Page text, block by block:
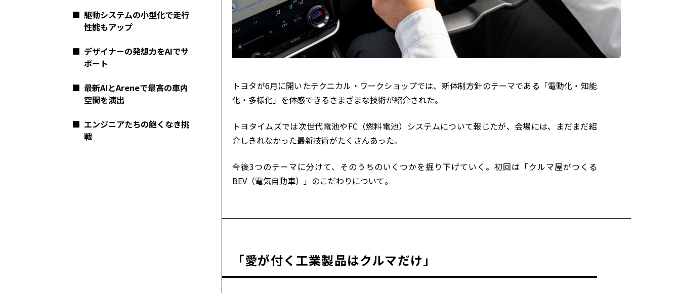
■ 駆動システムの小型化で走行
性能もアップ
■ デザイナーの発想力をAIでサ
ポート
■ 最新AIとAreneで最高の車内
空間を演出
■ エンジニアたちの飽くなき挑
戦
トヨタが6月に開いたテクニカル・ワークショップでは、新体制方針のテーマである「電動化・知能
化・多様化」を体感できるさまざまな技術が紹介された。
トヨタイムズでは次世代電池やFC（燃料電池）システムについて報じたが、会場には、まだまだ紹
介しきれなかった最新技術がたくさんあった。
今後3つのテーマに分けて、そのうちのいくつかを掘り下げていく。初回は「クルマ屋がつくる
BEV （電気自動車）」のこだわりについて。
「愛が付く工業製品はクルマだけ」